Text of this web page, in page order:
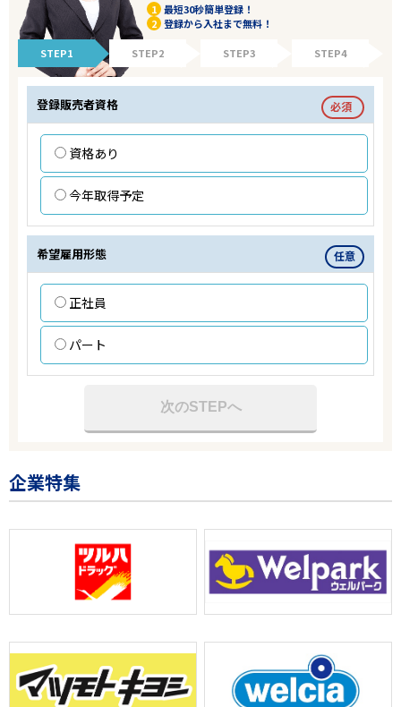
1 最短30秒簡単登録！
2 登録から入社まで無料！
STEP1 STEP2 STEP3 STEP4
登録販売者資格 必須
資格あり
今年取得予定
希望雇用形態 任意
正社員
パート
次のSTEPへ
企業特集